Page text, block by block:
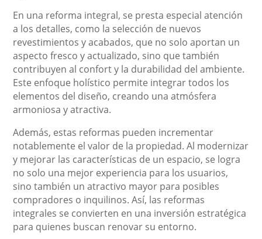
En una reforma integral, se presta especial atención
a los detalles, como la selección de nuevos
revestimientos y acabados, que no solo aportan un
aspecto fresco y actualizado, sino que también
contribuyen al confort y la durabilidad del ambiente.
Este enfoque holístico permite integrar todos los
elementos del diseño, creando una atmósfera
armoniosa y atractiva.
Además, estas reformas pueden incrementar
notablemente el valor de la propiedad. Al modernizar
y mejorar las características de un espacio, se logra
no solo una mejor experiencia para los usuarios,
sino también un atractivo mayor para posibles
compradores o inquilinos. Así, las reformas
integrales se convierten en una inversión estratégica
para quienes buscan renovar su entorno.